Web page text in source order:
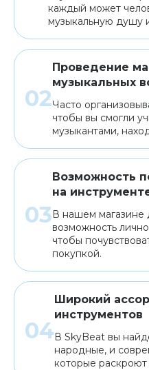
каждый может
музыкальную душу
Проведение
музыкальных
Часто
чтобы вы смогли
музыкантами,
Возможность
на
В нашем магазине
возможность
чтобы
покупкой.
Широкий
инструментов
В SkyBeat вы
народные, и
которые